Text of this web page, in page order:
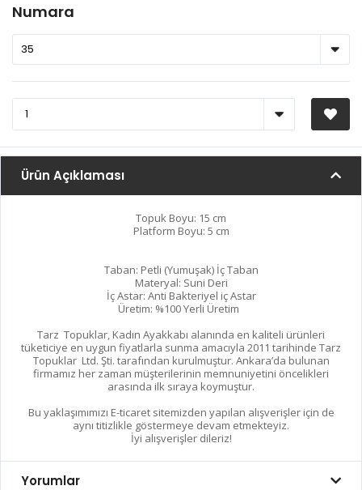
Numara
Ürün Açıklaması
Topuk Boyu: 15 cm
Platform Boyu: 5 cm
Taban: Petli (Yumuşak) İç Taban
Materyal: Suni Deri
İç Astar: Anti Bakteriyel iç Astar
Üretim: %100 Yerli Üretim
Tarz Topuklar, Kadın Ayakkabı alanında en kaliteli ürünleri
tüketiciye en uygun fiyatlarla sunma amacıyla 2011 tarihinde Tarz
Topuklar Ltd. Şti. tarafından kurulmuştur. Ankara’da bulunan
firmamız her zaman müşterilerinin memnuniyetini öncelikleri
arasında ilk sıraya koymuştur.
Bu yaklaşımımızı E-ticaret sitemizden yapılan alışverişler için de
aynı titizlikle göstermeye devam etmekteyiz.
İyi alışverişler dileriz!
Yorumlar